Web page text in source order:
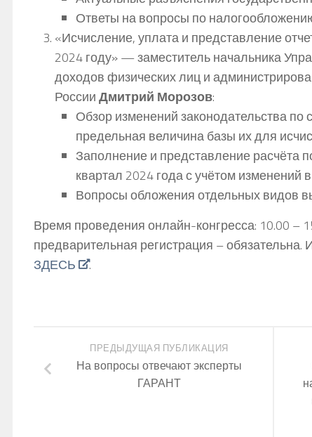
Ответы на вопросы по
«Исчисление, уплата и представление
2024 году» — заместитель начальника
доходов физических лиц и
РоссииДмитрий Морозов:
Обзор изменений законодательства
предельная величина базы их для
Заполнение и представление расчёта
квартал 2024 года с учётом изменений
Вопросы обложения отдельных видов
Время проведения онлайн-конгресса: 10.00 –
предварительная регистрация –
ЗДЕСЬ
.
ПРЕДЫДУЩАЯ ПУБЛИКАЦИЯ
На вопросы отвечают эксперты
ГАРАНТ